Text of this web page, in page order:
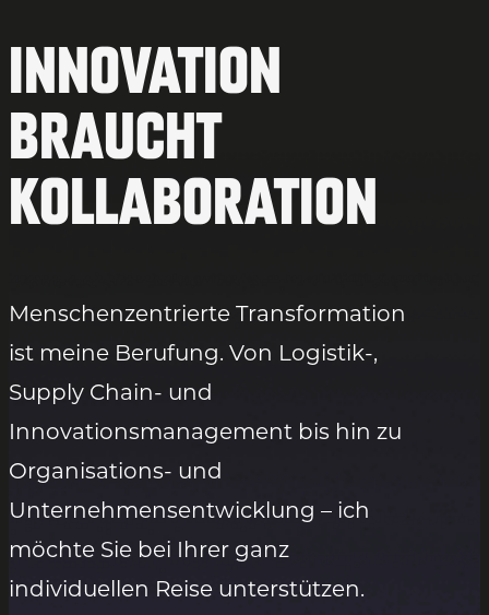
Innovation
braucht
kollaboration
Menschenzentrierte Transformation
ist meine Berufung. Von Logistik-,
Supply Chain- und
Innovationsmanagement bis hin zu
Organisations- und
Unternehmensentwicklung – ich
möchte Sie bei Ihrer ganz
individuellen Reise unterstützen.